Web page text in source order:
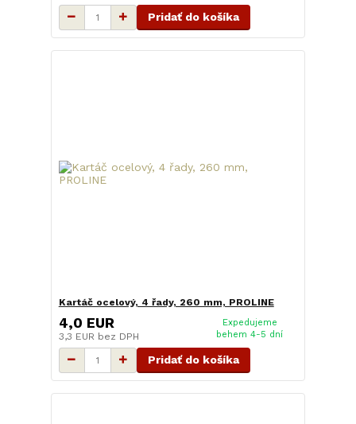
Pridať do košíka
Kartáč ocelový, 4 řady, 260 mm, PROLINE
4,0 EUR
3,3 EUR bez DPH
Expedujeme
behem 4-5 dní
Pridať do košíka